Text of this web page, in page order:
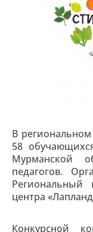
В
58
Мурманской
педагогов.
Региональный
центра
Конкурсной